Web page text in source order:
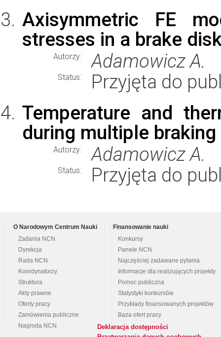
Axisymmetric FE
stresses in a brake
Autorzy: Adamowicz A.
Status:
Przyjęta do
Temperature and
during multiple braking
Autorzy: Adamowicz A.
Status: Przyjęta do
O Narodowym Centrum Nauki
Zadania NCN
Dyrekcja
Rada NCN
Koordynatorzy
Struktura
Akty prawne
Oferty pracy
Zamówienia publiczne
Nagroda NCN
Finansowanie nauki
Konkursy
Panele NCN
Najczęściej zadawane pytania
Informacje dla realizujących projekty
Pomoc publiczna
Statystyki konkursów
Przykłady finansowanych projektów
Baza ofert pracy
Deklaracja dostępności